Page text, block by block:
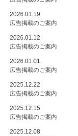
2026.01.19
広告掲載のご案内
2026.01.12
広告掲載のご案内
2026.01.01
広告掲載のご案内
2025.12.22
広告掲載のご案内
2025.12.15
広告掲載のご案内
2025.12.08